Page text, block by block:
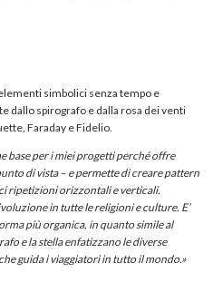
simbolici senza tempo e
dallo spirografo e dalla rosa dei venti
Faraday e Fidelio.
base per i miei progetti perché offre
di vista – e permette di creare pattern
ripetizioni orizzontali e verticali.
in tutte le religioni e culture. E’
più organica, in quanto simile al
e la stella enfatizzano le diverse
guida i viaggiatori in tutto il mondo.»